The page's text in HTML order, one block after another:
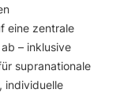
eine zentrale
– inklusive
supranationale
individuelle